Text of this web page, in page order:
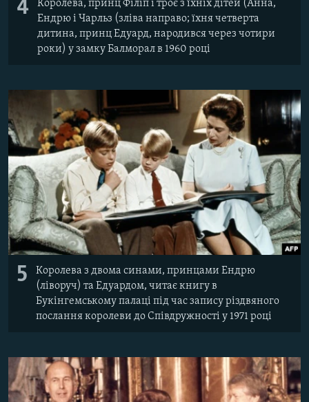
4
Королева, принц Філіп і троє з їхніх дітей (Анна,
Ендрю і Чарльз (зліва направо; їхня четверта
дитина, принц Едуард, народився через чотири
роки) у замку Балморал в 1960 році
5
Королева з двома синами, принцами Ендрю
(ліворуч) та Едуардом, читає книгу в
Букінгемському палаці під час запису різдвяного
послання королеви до Співдружності у 1971 році